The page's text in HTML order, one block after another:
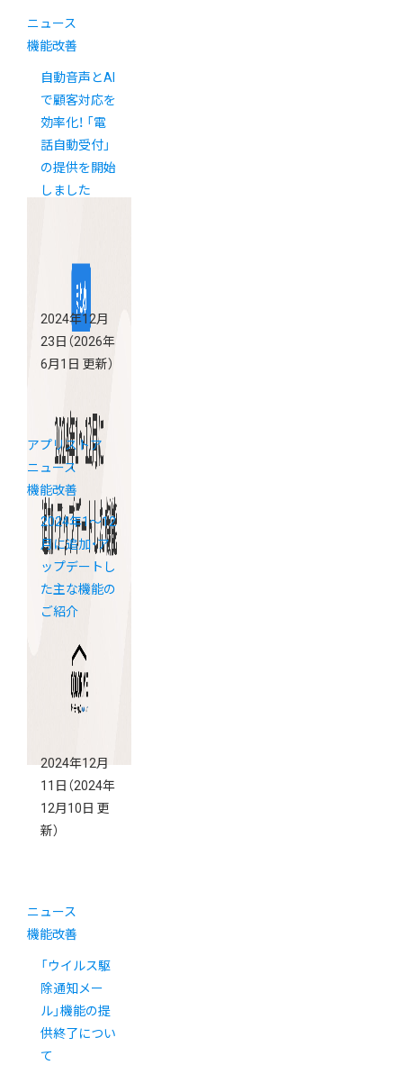
ニュース
機能改善
自動音声とAI
で顧客対応を
効率化！ 「電
話自動受付」
の提供を開始
しました
2024年12月
23日 （2026年
6月1日 更新）
アプリストア
ニュース
機能改善
2024年1～12
月に追加・ア
ップデートし
た主な機能の
ご紹介
2024年12月
11日 （2024年
12月10日 更
新）
ニュース
機能改善
「ウイルス駆
除通知メー
ル」機能の提
供終了につい
て